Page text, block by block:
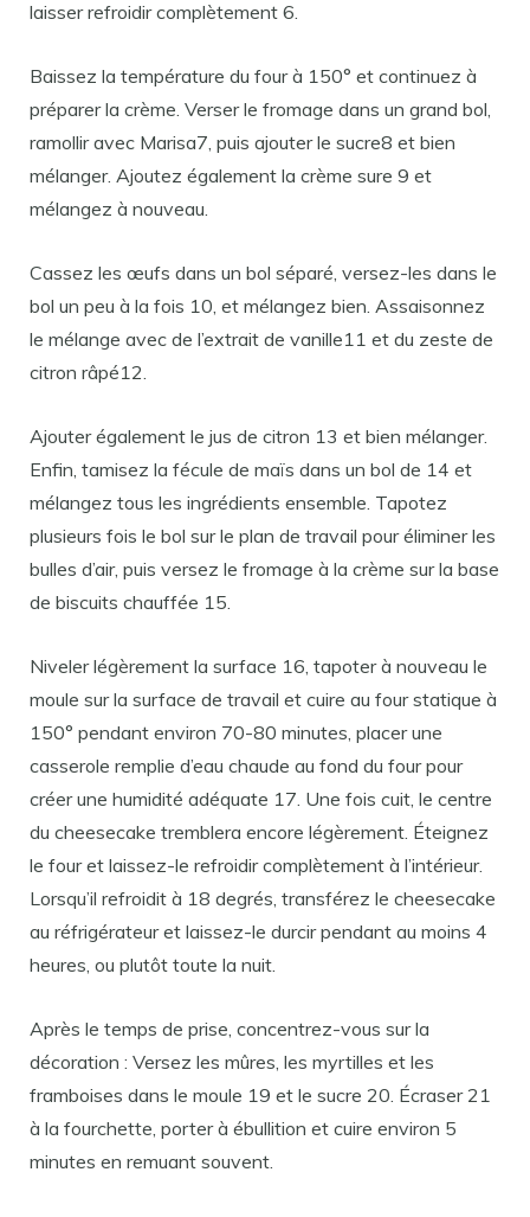
laisser refroidir complètement 6.
Baissez la température du four à 150° et continuez à
préparer la crème. Verser le fromage dans un grand bol,
ramollir avec Marisa7, puis ajouter le sucre8 et bien
mélanger. Ajoutez également la crème sure 9 et
mélangez à nouveau.
Cassez les œufs dans un bol séparé, versez-les dans le
bol un peu à la fois 10, et mélangez bien. Assaisonnez
le mélange avec de l’extrait de vanille11 et du zeste de
citron râpé12.
Ajouter également le jus de citron 13 et bien mélanger.
Enfin, tamisez la fécule de maïs dans un bol de 14 et
mélangez tous les ingrédients ensemble. Tapotez
plusieurs fois le bol sur le plan de travail pour éliminer les
bulles d’air, puis versez le fromage à la crème sur la base
de biscuits chauffée 15.
Niveler légèrement la surface 16, tapoter à nouveau le
moule sur la surface de travail et cuire au four statique à
150° pendant environ 70-80 minutes, placer une
casserole remplie d’eau chaude au fond du four pour
créer une humidité adéquate 17. Une fois cuit, le centre
du cheesecake tremblera encore légèrement. Éteignez
le four et laissez-le refroidir complètement à l’intérieur.
Lorsqu’il refroidit à 18 degrés, transférez le cheesecake
au réfrigérateur et laissez-le durcir pendant au moins 4
heures, ou plutôt toute la nuit.
Après le temps de prise, concentrez-vous sur la
décoration : Versez les mûres, les myrtilles et les
framboises dans le moule 19 et le sucre 20. Écraser 21
à la fourchette, porter à ébullition et cuire environ 5
minutes en remuant souvent.